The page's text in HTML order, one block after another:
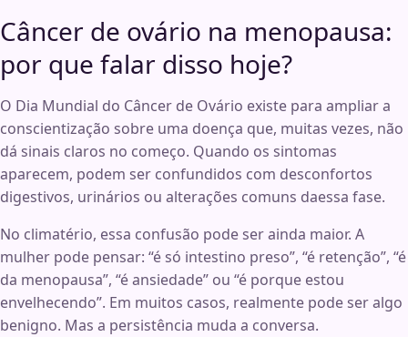
Câncer de ovário na menopausa:
por que falar disso hoje?
O Dia Mundial do Câncer de Ovário existe para ampliar a
conscientização sobre uma doença que, muitas vezes, não
dá sinais claros no começo. Quando os sintomas
aparecem, podem ser confundidos com desconfortos
digestivos, urinários ou alterações comuns daessa fase.
No climatério, essa confusão pode ser ainda maior. A
mulher pode pensar: “é só intestino preso”, “é retenção”, “é
da menopausa”, “é ansiedade” ou “é porque estou
envelhecendo”. Em muitos casos, realmente pode ser algo
benigno. Mas a persistência muda a conversa.